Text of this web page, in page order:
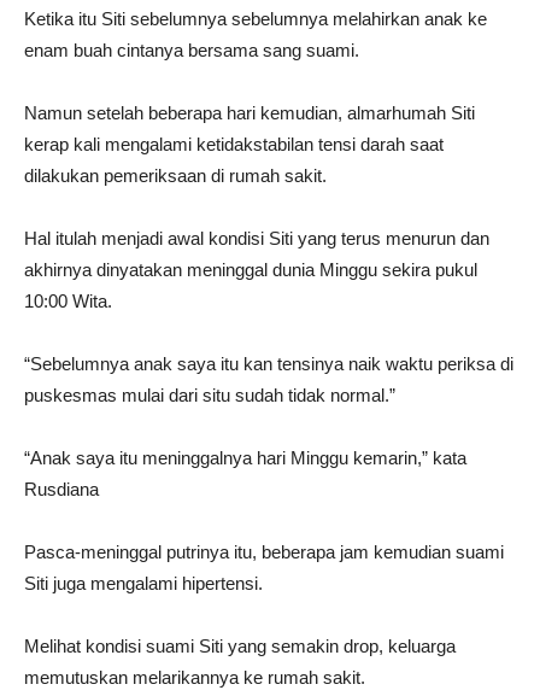
Ketika itu Siti sebelumnya sebelumnya melahirkan anak ke
enam buah cintanya bersama sang suami.
Namun setelah beberapa hari kemudian, almarhumah Siti
kerap kali mengalami ketidakstabilan tensi darah saat
dilakukan pemeriksaan di rumah sakit.
Hal itulah menjadi awal kondisi Siti yang terus menurun dan
akhirnya dinyatakan meninggal dunia Minggu sekira pukul
10:00 Wita.
“Sebelumnya anak saya itu kan tensinya naik waktu periksa di
puskesmas mulai dari situ sudah tidak normal.”
“Anak saya itu meninggalnya hari Minggu kemarin,” kata
Rusdiana
Pasca-meninggal putrinya itu, beberapa jam kemudian suami
Siti juga mengalami hipertensi.
Melihat kondisi suami Siti yang semakin drop, keluarga
memutuskan melarikannya ke rumah sakit.